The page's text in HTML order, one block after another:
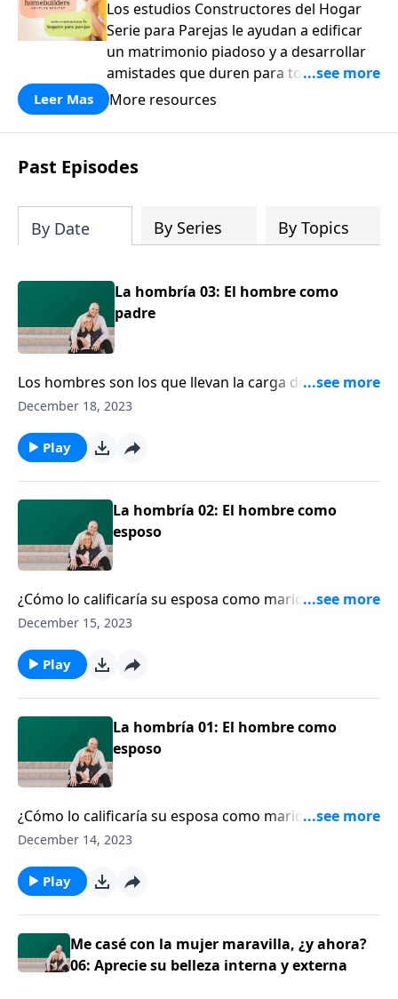
Los estudios Constructores del Hogar
Serie para Parejas le ayudan a edificar
un matrimonio piadoso y a desarrollar
amistades que duren para toda la vida.
¡Únase a uno de los estudios de grupos
a casa los principios de la Palabra de
Dios para compartirlos con su familia,
su iglesia y su comunidad!
Leer Mas More resources
Past Episodes
By Date By Series By Topics
La hombría 03: El hombre como
padre
Los hombres son los que llevan la carga del hogar. El
pastor Matt Chandler habla a los varones sobre las
padres. Escuche cómo él explica por qué los padres
no deberían hacer enojar a sus hijos, y cómo la
hombros del papá.
December 18, 2023
Play
La hombría 02: El hombre como
esposo
¿Cómo lo calificaría su esposa como marido? Escuche
el mensaje de Matt Chandler, pastor de The Village
toma la iniciativa, que cuida de su esposa y la atesora.
December 15, 2023
Play
La hombría 01: El hombre como
esposo
¿Cómo lo calificaría su esposa como marido? Escuche
el mensaje de Matt Chandler, pastor de The Village
toma la iniciativa, que cuida de su esposa y la atesora.
December 14, 2023
Play
Me casé con la mujer maravilla, ¿y ahora?
06: Aprecie su belleza interna y externa